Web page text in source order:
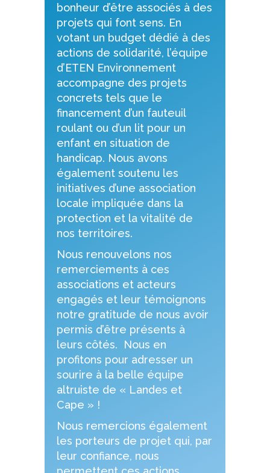
bonheur d’être associés à des
projets qui font sens. En
votant un budget dédié à des
actions de solidarité, l’équipe
d’ETEN Environnement
accompagne des projets
concrets tels que le
financement d’un fauteuil
roulant ou d’un lit pour un
enfant en situation de
handicap. Nous avons
également soutenu les
initiatives d’une association
locale impliquée dans la
protection et la vitalité de
nos territoires.
Nous renouvelons nos
remerciements à ces
associations et acteurs
engagés et leur témoignons
notre gratitude de nous avoir
permis d’être présents à
leurs côtés. Nous en
profitons pour adresser un
sourire à la belle équipe
altruiste de « Landes et
Cape » !
Nous remercions également
les porteurs de projet qui, par
leur confiance, nous